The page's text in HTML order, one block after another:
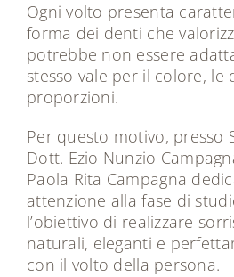
Ogni volto presenta
forma dei denti che
potrebbe non essere
stesso vale per il colore, le
proporzioni.
Per questo motivo, presso
Dott. Ezio Nunzio
Paola Rita Campagna
attenzione alla fase di
l’obiettivo di realizzare
naturali, eleganti e
con il volto della persona.